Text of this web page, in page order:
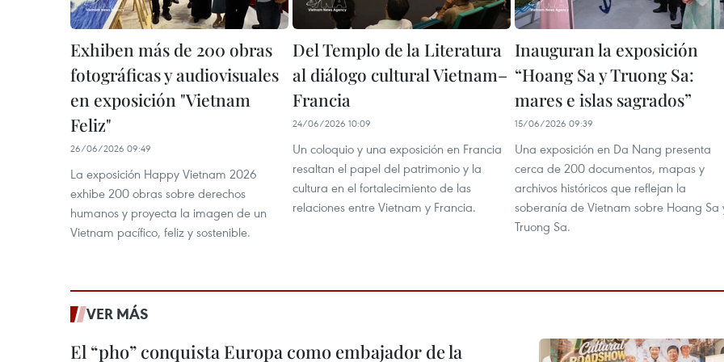
Exhiben más de 200 obras
fotográficas y audiovisuales
en exposición "Vietnam
Feliz"
26/06/2026 09:49
La exposición Happy Vietnam 2026
exhibe 200 obras sobre derechos
humanos y proyecta la imagen de un
Vietnam pacífico, feliz y sostenible.
Del Templo de la Literatura
al diálogo cultural Vietnam–
Francia
24/06/2026 10:09
Un coloquio y una exposición en Francia
resaltan el papel del patrimonio y la
cultura en el fortalecimiento de las
relaciones entre Vietnam y Francia.
Inauguran la exposición
“Hoang Sa y Truong Sa:
mares e islas sagrados”
15/06/2026 09:39
Una exposición en Da Nang presenta
cerca de 200 documentos, mapas y
archivos históricos que reflejan la
soberanía de Vietnam sobre Hoang Sa
Truong Sa.
VER MÁS
El “pho” conquista Europa como embajador de la